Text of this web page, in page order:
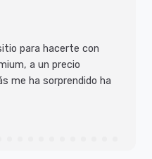
para hacerte con
a un precio
me ha sorprendido ha